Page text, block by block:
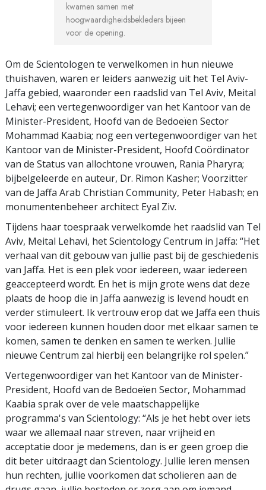
kwamen samen met
hoogwaardigheidsbekleders bijeen
voor de opening.
Om de Scientologen te verwelkomen in hun nieuwe
thuishaven, waren er leiders aanwezig uit het Tel Aviv-
Jaffa gebied, waaronder een raadslid van Tel Aviv, Meital
Lehavi; een vertegenwoordiger van het Kantoor van de
Minister-President, Hoofd van de Bedoeïen Sector
Mohammad Kaabia; nog een vertegenwoordiger van het
Kantoor van de Minister-President, Hoofd Coördinator
van de Status van allochtone vrouwen, Rania Pharyra;
bijbelgeleerde en auteur, Dr. Rimon Kasher; Voorzitter
van de Jaffa Arab Christian Community, Peter Habash; en
monumentenbeheer architect Eyal Ziv.
Tijdens haar toespraak verwelkomde het raadslid van Tel
Aviv, Meital Lehavi, het Scientology Centrum in Jaffa: “Het
verhaal van dit gebouw van jullie past bij de geschiedenis
van Jaffa. Het is een plek voor iedereen, waar iedereen
geaccepteerd wordt. En het is mijn grote wens dat deze
plaats de hoop die in Jaffa aanwezig is levend houdt en
verder stimuleert. Ik vertrouw erop dat we Jaffa een thuis
voor iedereen kunnen houden door met elkaar samen te
komen, samen te denken en samen te werken. Jullie
nieuwe Centrum zal hierbij een belangrijke rol spelen.”
Vertegenwoordiger van het Kantoor van de Minister-
President, Hoofd van de Bedoeïen Sector, Mohammad
Kaabia sprak over de vele maatschappelijke
programma's van Scientology: “Als je het hebt over iets
waar we allemaal naar streven, naar vrijheid en
acceptatie door je medemens, dan is er geen groep die
dit beter uitdraagt dan Scientology. Jullie leren mensen
hun rechten, jullie voorkomen dat scholieren aan de